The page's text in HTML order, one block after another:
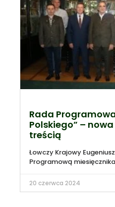
Rada
Polskiego” –
treścią
Łowczy Krajowy
Programową miesięcznika
20 czerwca 2024